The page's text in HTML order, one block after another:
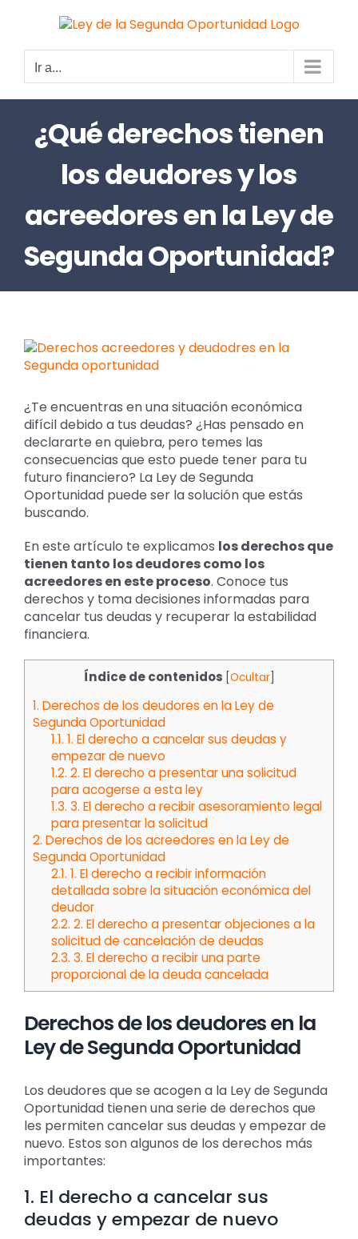
Ir a...
¿Qué derechos tienen
los deudores y los
acreedores en la Ley de
Segunda Oportunidad?
Ver
imagen
grande
¿Te encuentras en una situación económica
difícil debido a tus deudas? ¿Has pensado en
declararte en quiebra, pero temes las
consecuencias que esto puede tener para tu
futuro financiero? La Ley de Segunda
Oportunidad puede ser la solución que estás
buscando.
En este artículo te explicamos los derechos que
tienen tanto los deudores como los
acreedores en este proceso. Conoce tus
derechos y toma decisiones informadas para
cancelar tus deudas y recuperar la estabilidad
financiera.
Índice de contenidos [Ocultar]
1. Derechos de los deudores en la Ley de
Segunda Oportunidad
1.1. 1. El derecho a cancelar sus deudas y
empezar de nuevo
1.2. 2. El derecho a presentar una solicitud
para acogerse a esta ley
1.3. 3. El derecho a recibir asesoramiento legal
para presentar la solicitud
2. Derechos de los acreedores en la Ley de
Segunda Oportunidad
2.1. 1. El derecho a recibir información
detallada sobre la situación económica del
deudor
2.2. 2. El derecho a presentar objeciones a la
solicitud de cancelación de deudas
2.3. 3. El derecho a recibir una parte
proporcional de la deuda cancelada
Derechos de los deudores en la
Ley de Segunda Oportunidad
Los deudores que se acogen a la Ley de Segunda
Oportunidad tienen una serie de derechos que
les permiten cancelar sus deudas y empezar de
nuevo. Estos son algunos de los derechos más
importantes:
1. El derecho a cancelar sus
deudas y empezar de nuevo